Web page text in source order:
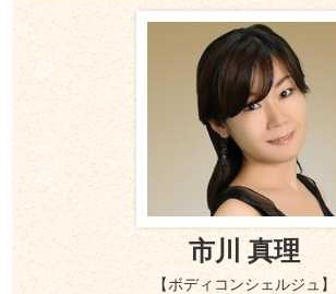
市川 真理
【ボディコンシェルジュ】